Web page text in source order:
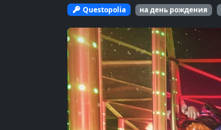
Questopolia на день рождения